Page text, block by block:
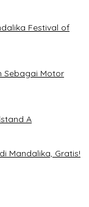
Festival of
Sebagai Motor
A
Mandalika, Gratis!